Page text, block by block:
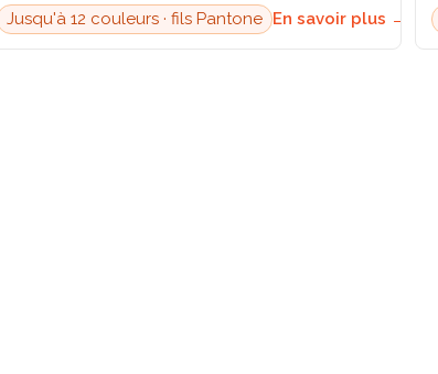
Jusqu'à 12 couleurs · fils Pantone En savoir plus →